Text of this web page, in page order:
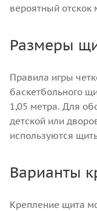
вероятный отскок
Размеры
Правила игры
баскетбольного
1,05 метра. Для
детской или
используются
Варианты
Крепление щита